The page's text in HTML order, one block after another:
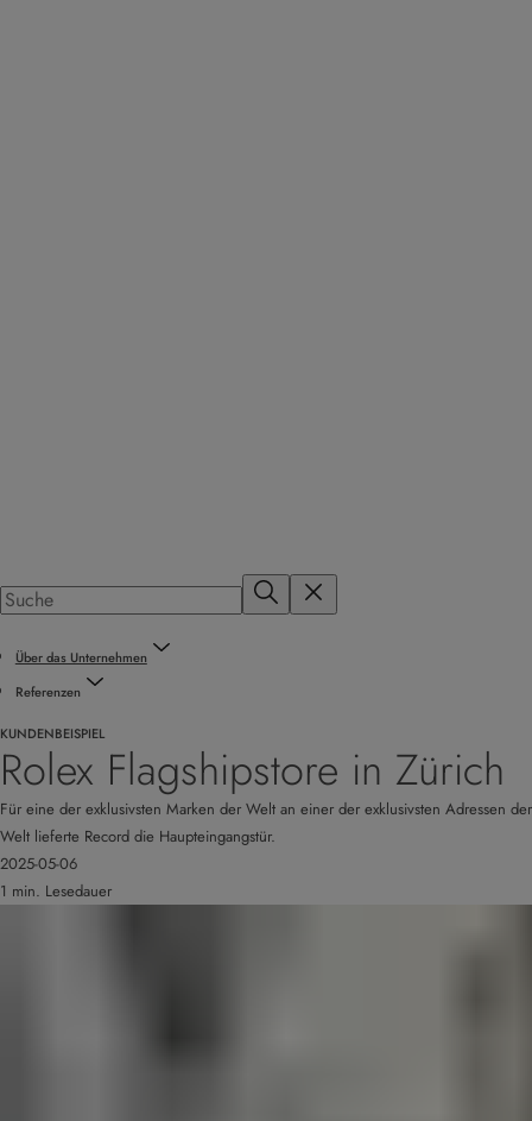
Über das Unternehmen
Referenzen
KUNDENBEISPIEL
Rolex Flagshipstore in Zürich
Für eine der exklusivsten Marken der Welt an einer der exklusivsten Adressen der
Welt lieferte Record die Haupteingangstür.
2025-05-06
1 min. Lesedauer